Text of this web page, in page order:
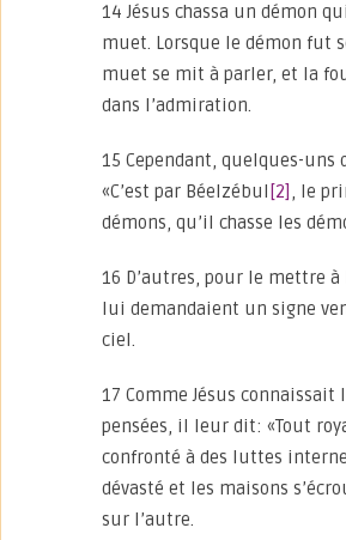
14 Jésus chassa un démon
muet. Lorsque le démon fut
muet se mit à parler, et la
dans l’admiration.
15 Cependant, quelques-uns
«C’est par Béelzébul [2] , le
démons, qu’il chasse les
16 D’autres, pour le mettre à
lui demandaient un signe
ciel.
17 Comme Jésus connaissait
pensées, il leur dit: «Tout
confronté à des luttes
dévasté et les maisons
sur l’autre.